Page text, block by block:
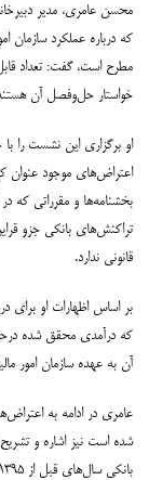
محسن عامری، مدیر
مطرح است، گفت: تعداد
خواستار حل‌وفصل آن
او برگزاری این نشست را با
اعتراض‌های موجود عنوان
بخشنامه‌ها و مقرراتی که در
قانونی ندارد.
بر اساس اظهارات او برای
که درآمدی محقق شده
آن به عهده سازمان امور
عامری در ادامه به
شده است نیز اشاره و